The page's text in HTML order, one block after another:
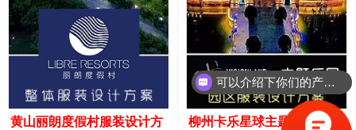
黄山丽朗度假村服装设计方
柳州卡乐星球主题乐园园区
可以介绍下你们的产品么？